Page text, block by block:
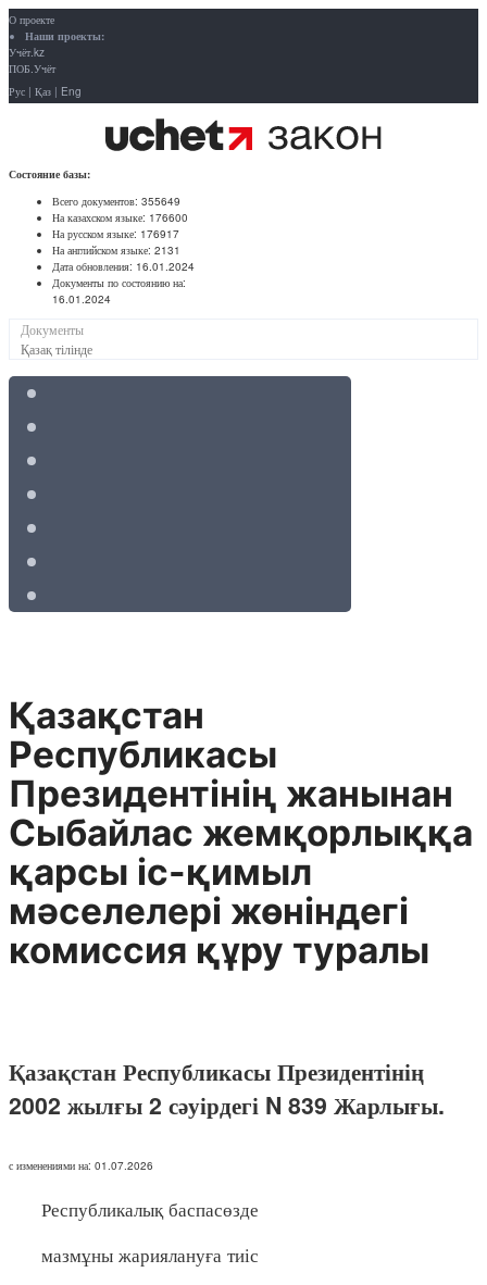
О проекте
Наши проекты:
Учёт.kz
ПОБ.Учёт
Рус | Қаз | Eng
Состояние базы:
Всего документов: 355649
На казахском языке: 176600
На русском языке: 176917
На английском языке: 2131
Дата обновления: 16.01.2024
Документы по состоянию на:
16.01.2024
Документы
Қазақ тілінде
Қазақстан
Республикасы
Президентінің жанынан
Сыбайлас жемқорлыққа
қарсы іс-қимыл
мәселелері жөніндегі
комиссия құру туралы
Қазақстан Республикасы Президентінің
2002 жылғы 2 сәуірдегі N 839 Жарлығы.
с изменениями на: 01.07.2026
Республикалық баспасөзде
мазмұны жариялануға тиіс